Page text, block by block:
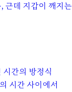
근데 지갑이 깨지는
시간의 방정식
시간 사이에서